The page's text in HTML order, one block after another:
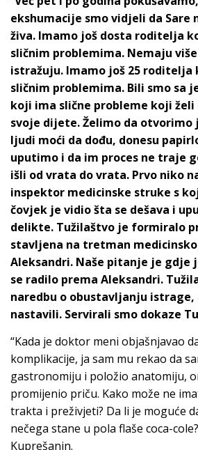
ekshumacije smo vidjeli da Sare
živa. Imamo još dosta roditelja
sličnim problemima. Nemaju
istražuju. Imamo još 25 roditelja
sličnim problemima. Bili smo sa
koji ima slične probleme koji želi
svoje dijete. Želimo da otvorimo
ljudi moći da dođu, donesu
uputimo i da im proces ne traje
išli od vrata do vrata. Prvo niko
inspektor medicinske struke s
čovjek je vidio šta se dešava i
delikte. Tužilaštvo je formiralo
stavljena na tretman
Aleksandri. Naše pitanje je gdje
se radilo prema Aleksandri.
naredbu o obustavljanju istrage,
nastavili. Servirali smo dokaze
“Kada je doktor meni objašnjavao
komplikacije, ja sam mu rekao da
gastronomiju i položio anatomiju,
promijenio priču. Kako može ne
trakta i preživjeti? Da li je moguće
nečega stane u pola flaše coca-
Kuprešanin.